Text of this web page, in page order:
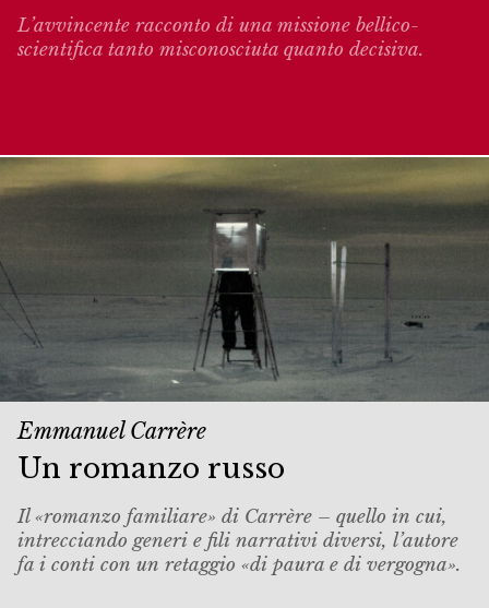
L’avvincente racconto di una missione bellico-
scientifica tanto misconosciuta quanto decisiva.
Emmanuel Carrère
Un romanzo russo
Il «romanzo familiare» di Carrère – quello in cui,
intrecciando generi e fili narrativi diversi, l’autore
fa i conti con un retaggio «di paura e di vergogna».